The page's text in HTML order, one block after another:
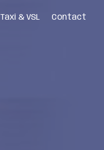
Taxi & VSL Contact